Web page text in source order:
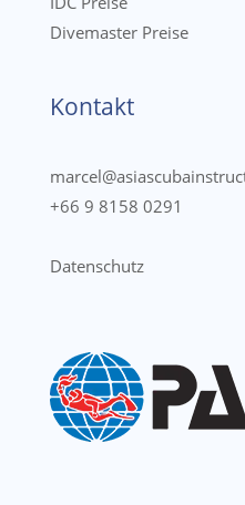
Divemaster Preise
Kontakt
+66 9 8158 0291
Datenschutz